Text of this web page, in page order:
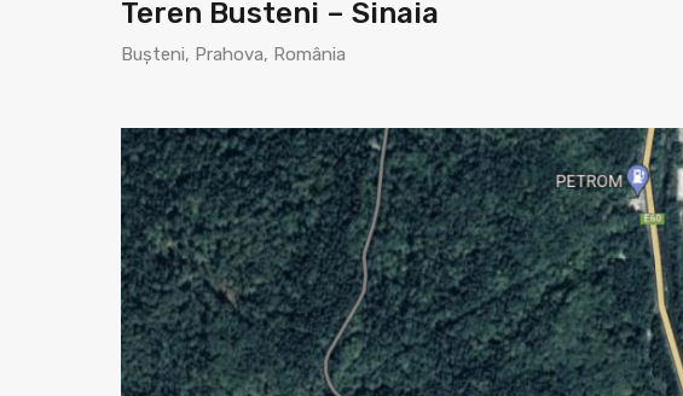
Teren Busteni – Sinaia
Bușteni, Prahova, România